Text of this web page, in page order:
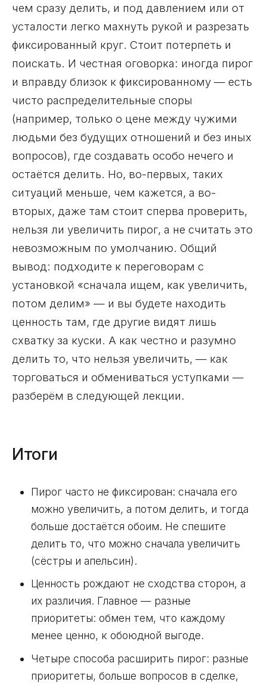
чем сразу делить, и под давлением или от
усталости легко махнуть рукой и разрезать
фиксированный круг. Стоит потерпеть и
поискать. И честная оговорка: иногда пирог
и вправду близок к фиксированному — есть
чисто распределительные споры
(например, только о цене между чужими
людьми без будущих отношений и без иных
вопросов), где создавать особо нечего и
остаётся делить. Но, во-первых, таких
ситуаций меньше, чем кажется, а во-
вторых, даже там стоит сперва проверить,
нельзя ли увеличить пирог, а не считать это
невозможным по умолчанию. Общий
вывод: подходите к переговорам с
установкой «сначала ищем, как увеличить,
потом делим» — и вы будете находить
ценность там, где другие видят лишь
схватку за куски. А как честно и разумно
делить то, что нельзя увеличить, — как
торговаться и обмениваться уступками —
разберём в следующей лекции.
Итоги
Пирог часто не фиксирован: сначала его
можно увеличить, а потом делить, и тогда
больше достаётся обоим. Не спешите
делить то, что можно сначала увеличить
(сёстры и апельсин).
Ценность рождают не сходства сторон, а
их различия. Главное — разные
приоритеты: обмен тем, что каждому
менее ценно, к обоюдной выгоде.
Четыре способа расширить пирог: разные
приоритеты, больше вопросов в сделке,